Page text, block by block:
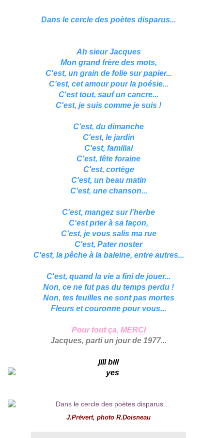
Dans le cercle des poètes disparus...
Ah sieur Jacques
Mon grand frère des mots,
C'est, un grain de folie sur papier...
C'est, cet amour pour la poésie...
C'est tout, sauf un cancre...
C'est, je suis comme je suis !
C'est, du dimanche
C'est, le jardin
C'est, familial
C'est, fête foraine
C'est, cortège
C'est, un beau matin
C'est, une chanson...
C'est, mangez sur l'herbe
C'est prier à sa façon,
C'est, je vous salis ma rue
C'est, Pater noster
C'est, la pêche à la baleine, entre autres...
C'est, quand la vie a fini de jouer...
Non, ce ne fut pas du temps perdu !
Non, tes feuilles ne sont pas mortes
Fleurs et couronne pour vous...
Pour tout ça, MERCI
Jacques, parti un jour de 1977...
jill bill
J.Prévert, photo R.Doisneau